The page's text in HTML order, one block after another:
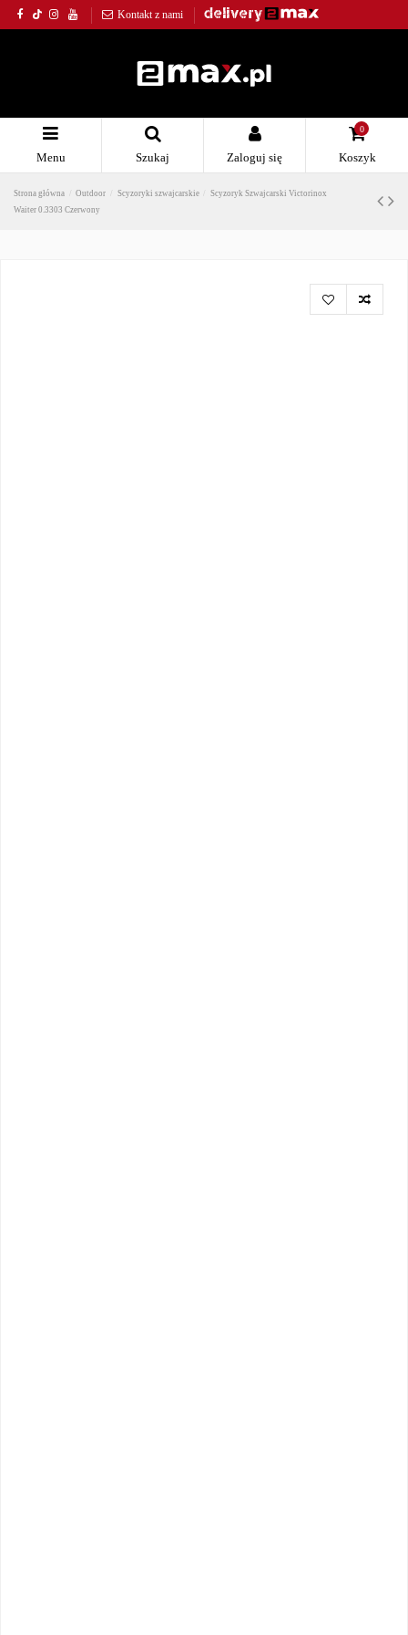
Kontakt z nami
Menu Szukaj Zaloguj się
0
Koszyk
Strona główna Outdoor Scyzoryki szwajcarskie
Scyzoryk Szwajcarski Victorinox
Waiter 0.3303 Czerwony